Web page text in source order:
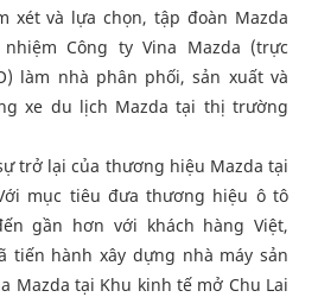
xét và lựa chọn, tập đoàn Mazda
Công ty Vina Mazda (trực
làm nhà phân phối, sản xuất và
xe du lịch Mazda tại thị trường
trở lại của thương hiệu Mazda tại
mục tiêu đưa thương hiệu ô tô
gần hơn với khách hàng Việt,
tiến hành xây dựng nhà máy sản
Mazda tại Khu kinh tế mở Chu Lai